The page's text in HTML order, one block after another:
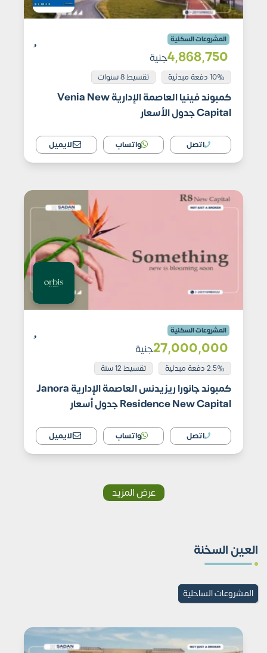
المشروعات السكنية
4٬868٬750جنية
10% دفعة مبدئية تقسيط 8 سنوات
كمبوند فينيا العاصمة الإدارية Venia New
Capital جدول الأسعار
اتصل واتساب الايميل
المشروعات السكنية
27٬000٬000جنية
2.5% دفعة مبدئية تقسيط 12 سنة
كمبوند جانورا ريزيدنس العاصمة الإدارية Janora
Residence New Capital جدول أسعار
اتصل واتساب الايميل
عرض المزيد
العين السخنة
المشروعات الساحلية